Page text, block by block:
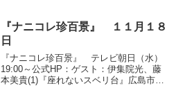
玲、勝俣州和、ケンドーコバヤシ、河
本...
『ナニコレ珍百景』 １１月１８
日
『ナニコレ珍百景』 テレビ朝日（水）
19:00～公式HP：ゲスト：伊集院光、藤
本美貴(1)『座れないスベリ台』広島市安